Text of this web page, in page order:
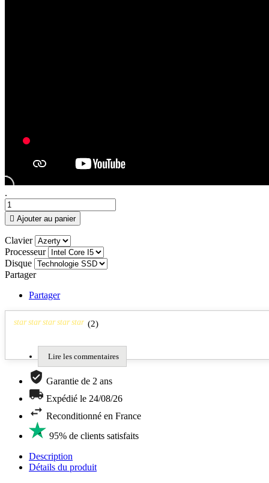
.
 Ajouter au panier
Clavier
Processeur
Disque
Partager
Partager
star star star star star (2)
Lire les commentaires
Garantie de 2 ans
Expédié le 24/08/26
Reconditionné en France
95% de clients satisfaits
Description
Détails du produit